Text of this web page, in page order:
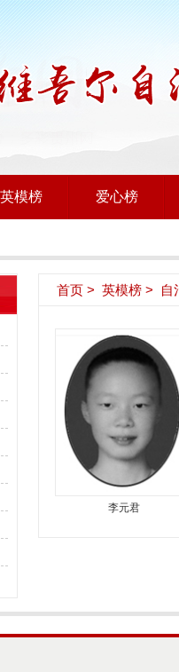
英模榜 爱心榜
首页 > 英模榜 > 自
李元君